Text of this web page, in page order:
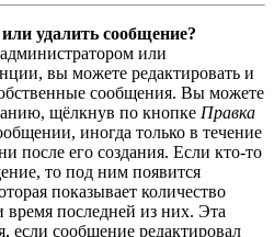
удалить сообщение?
или
вы можете редактировать и
сообщения. Вы можете
щёлкнув по кнопке Правка
иногда только в течение
после его создания. Если кто-то
то под ним появится
показывает количество
время последней из них. Эта
если сообщение редактировал